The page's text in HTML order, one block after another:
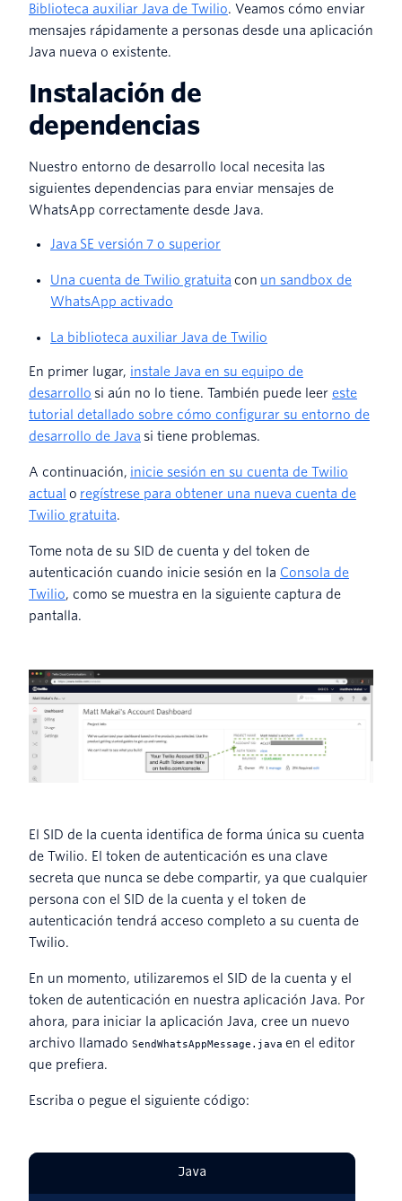
Biblioteca auxiliar Java de Twilio. Veamos cómo enviar
mensajes rápidamente a personas desde una aplicación
Java nueva o existente.
Instalación de
dependencias
Nuestro entorno de desarrollo local necesita las
siguientes dependencias para enviar mensajes de
WhatsApp correctamente desde Java.
Java SE versión 7 o superior
Una cuenta de Twilio gratuita con un sandbox de
WhatsApp activado
La biblioteca auxiliar Java de Twilio
En primer lugar, instale Java en su equipo de
desarrollo si aún no lo tiene. También puede leer este
tutorial detallado sobre cómo configurar su entorno de
desarrollo de Java si tiene problemas.
A continuación, inicie sesión en su cuenta de Twilio
actual o regístrese para obtener una nueva cuenta de
Twilio gratuita.
Tome nota de su SID de cuenta y del token de
autenticación cuando inicie sesión en la Consola de
Twilio, como se muestra en la siguiente captura de
pantalla.
El SID de la cuenta identifica de forma única su cuenta
de Twilio. El token de autenticación es una clave
secreta que nunca se debe compartir, ya que cualquier
persona con el SID de la cuenta y el token de
autenticación tendrá acceso completo a su cuenta de
Twilio.
En un momento, utilizaremos el SID de la cuenta y el
token de autenticación en nuestra aplicación Java. Por
ahora, para iniciar la aplicación Java, cree un nuevo
archivo llamado SendWhatsAppMessage.java en el editor
que prefiera.
Escriba o pegue el siguiente código:
Java